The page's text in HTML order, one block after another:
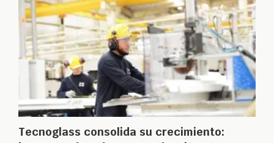
Tecnoglass consolida su crecimiento: